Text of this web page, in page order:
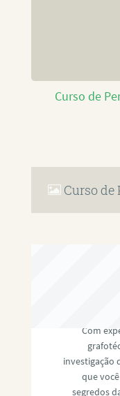
Curso de
Curso de
Com
investigação
que
segredos